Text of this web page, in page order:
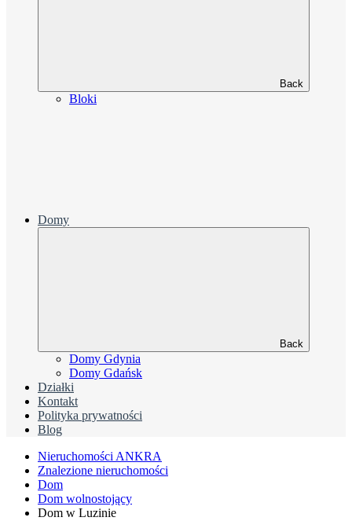
Back
Bloki
Domy
Back
Domy Gdynia
Domy Gdańsk
Działki
Kontakt
Polityka prywatności
Blog
Nieruchomości ANKRA
Znalezione nieruchomości
Dom
Dom wolnostojący
Dom w Luzinie